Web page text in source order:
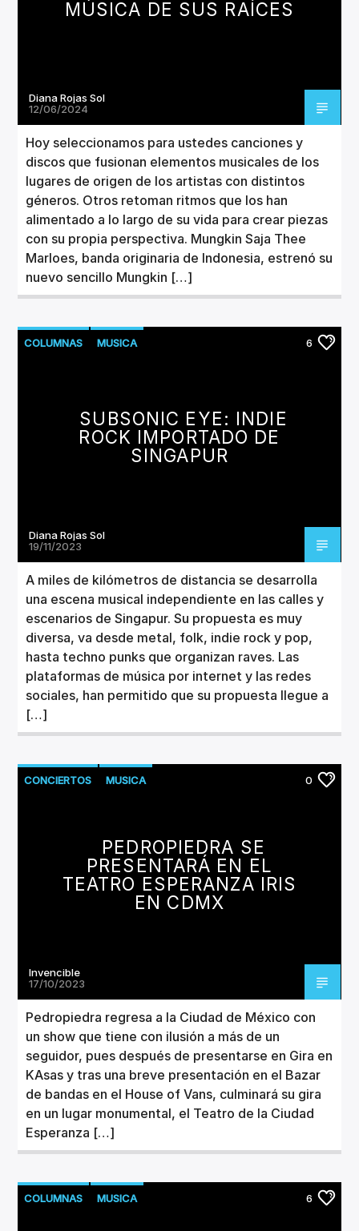
MÚSICA DE SUS RAÍCES
Diana Rojas Sol
12/06/2024
Hoy seleccionamos para ustedes canciones y
discos que fusionan elementos musicales de los
lugares de origen de los artistas con distintos
géneros. Otros retoman ritmos que los han
alimentado a lo largo de su vida para crear piezas
con su propia perspectiva. Mungkin Saja Thee
Marloes, banda originaria de Indonesia, estrenó su
nuevo sencillo Mungkin […]
COLUMNAS MUSICA 6
SUBSONIC EYE: INDIE
ROCK IMPORTADO DE
SINGAPUR
Diana Rojas Sol
19/11/2023
A miles de kilómetros de distancia se desarrolla
una escena musical independiente en las calles y
escenarios de Singapur. Su propuesta es muy
diversa, va desde metal, folk, indie rock y pop,
hasta techno punks que organizan raves. Las
plataformas de música por internet y las redes
sociales, han permitido que su propuesta llegue a
[…]
CONCIERTOS MUSICA 0
PEDROPIEDRA SE
PRESENTARÁ EN EL
TEATRO ESPERANZA IRIS
EN CDMX
Invencible
17/10/2023
Pedropiedra regresa a la Ciudad de México con
un show que tiene con ilusión a más de un
seguidor, pues después de presentarse en Gira en
KAsas y tras una breve presentación en el Bazar
de bandas en el House of Vans, culminará su gira
en un lugar monumental, el Teatro de la Ciudad
Esperanza […]
COLUMNAS MUSICA 6